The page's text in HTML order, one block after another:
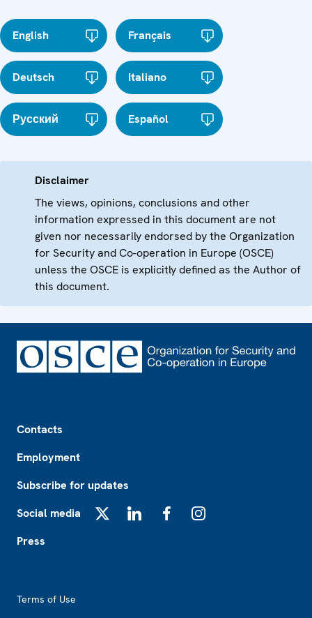
English Français
Deutsch Italiano
Русский Español
Disclaimer
The views, opinions, conclusions and other
information expressed in this document are not
given nor necessarily endorsed by the Organization
for Security and Co-operation in Europe (OSCE)
unless the OSCE is explicitly defined as the Author of
this document.
Contacts
Employment
Subscribe for updates
Social media
Press
Terms of Use